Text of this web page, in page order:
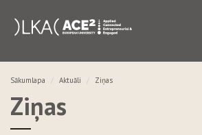
Sākumlapa Aktuāli Ziņas
Ziņas